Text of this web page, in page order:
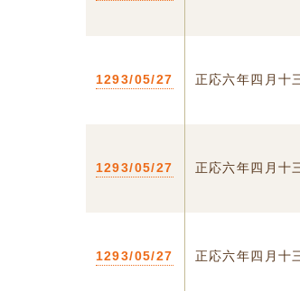
1293/05/27 正応六年四月十
1293/05/27 正応六年四月十
1293/05/27 正応六年四月十